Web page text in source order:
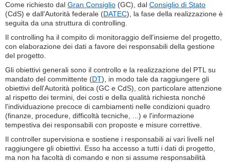
Come richiesto dal Gran Consiglio (GC), dal Consiglio di Stato
(CdS) e dall'Autorità federale (DATEC), la fase della realizzazione è
seguita da una struttura di controlling.
Il controlling ha il compito di monitoraggio dell'insieme del progetto,
con elaborazione dei dati a favore dei responsabili della gestione
del progetto.
Gli obiettivi generali sono il controllo e la realizzazione del PTL su
mandato del committente (DT), in modo tale da raggiungere gli
obiettivi dell'Autorità politica (GC e CdS), con particolare attenzione
al rispetto dei termini, dei costi e della qualità richiesta nonché
l'individuazione precoce di cambiamenti nelle condizioni quadro
(finanze, procedure, difficoltà tecniche, ...) e l'informazione
tempestiva dei responsabili con proposte e misure correttive.
Il controller supervisiona e sostiene i responsabili ai vari livelli nel
raggiungere gli obiettivi. Esso ha accesso a tutti i dati di progetto,
ma non ha facoltà di comando e non si assume responsabilità